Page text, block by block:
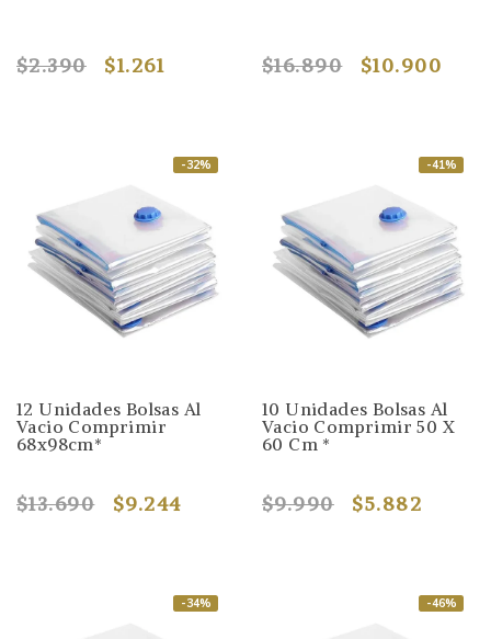
$2.390 $1.261 $16.890 $10.900
-32%
12 Unidades Bolsas Al
Vacio Comprimir
68x98cm*
$13.690 $9.244
-41%
10 Unidades Bolsas Al
Vacio Comprimir 50 X
60 Cm *
$9.990 $5.882
-34% -46%